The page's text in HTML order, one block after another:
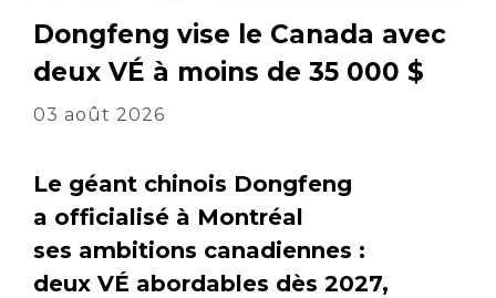
Dongfeng vise le Canada avec
deux VÉ à moins de 35 000 $
03 août 2026
Le géant chinois Dongfeng
a officialisé à Montréal
ses ambitions canadiennes :
deux VÉ abordables dès 2027,